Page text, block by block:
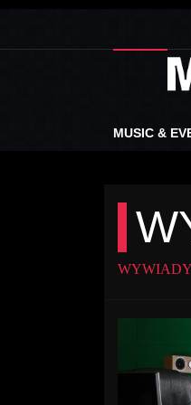
MUSIC &